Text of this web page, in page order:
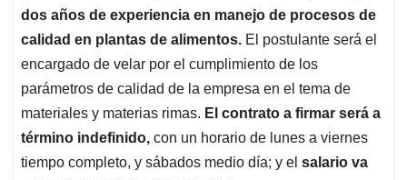
dos años de experiencia en manejo de procesos de
calidad en plantas de alimentos. El postulante será el
encargado de velar por el cumplimiento de los
parámetros de calidad de la empresa en el tema de
materiales y materias rimas. El contrato a firmar será a
término indefinido, con un horario de lunes a viernes
tiempo completo, y sábados medio día; y el salario va